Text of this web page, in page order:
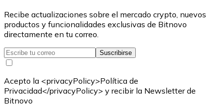
Recibe actualizaciones sobre el mercado crypto, nuevos
productos y funcionalidades exclusivas de Bitnovo
directamente en tu correo.
Suscribirse
Acepto la <privacyPolicy>Política de
Privacidad</privacyPolicy> y recibir la Newsletter de
Bitnovo